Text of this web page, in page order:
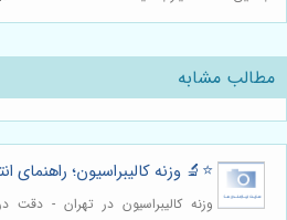
مطالب مشابه
⭐️🔬 وزنه کالیبراسیون؛
وزنه کالیبراسیون در تهران - دقت